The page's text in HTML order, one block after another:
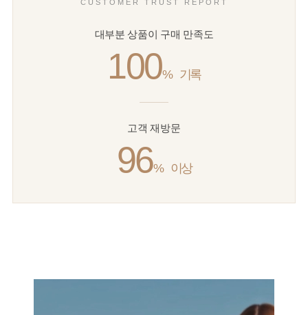
CUSTOMER TRUST REPORT
대부분 상품이 구매 만족도
100% 기록
고객 재방문
96% 이상